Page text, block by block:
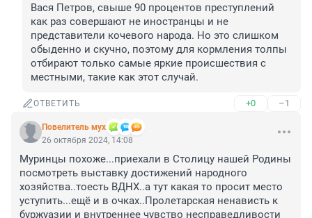
Вася Петров, свыше 90 процентов преступлений
как раз совершают не иностранцы и не
представители кочевого народа. Но это слишком
обыденно и скучно, поэтому для кормления толпы
отбирают только самые яркие происшествия с
местными, такие как этот случай.
ОТВЕТИТЬ +0 –1
Повелитель мух
26 октября 2024, 14:08
Муринцы похоже...приехали в Столицу нашей Родины
посмотреть выставку достижений народного
хозяйства..тоесть ВДНХ..а тут какая то просит место
уступить...ещё и в очках..Пролетарская ненависть к
буржуазии и внутреннее чувство несправедливости